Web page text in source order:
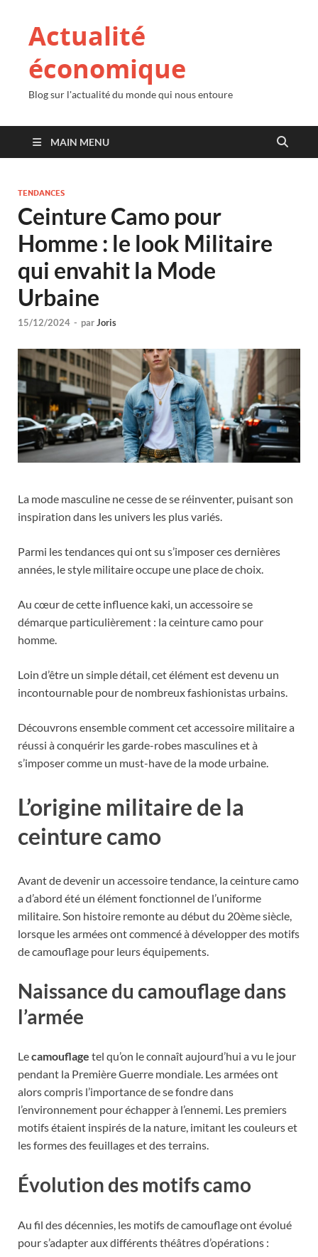
Actualité
économique
Blog sur l'actualité du monde qui nous entoure
MAIN MENU
TENDANCES
Ceinture Camo pour
Homme : le look Militaire
qui envahit la Mode
Urbaine
15/12/2024 - parJoris
La mode masculine ne cesse de se réinventer, puisant son
inspiration dans les univers les plus variés.
Parmi les tendances qui ont su s’imposer ces dernières
années, le style militaire occupe une place de choix.
Au cœur de cette influence kaki, un accessoire se
démarque particulièrement : la ceinture camo pour
homme.
Loin d’être un simple détail, cet élément est devenu un
incontournable pour de nombreux fashionistas urbains.
Découvrons ensemble comment cet accessoire militaire a
réussi à conquérir les garde-robes masculines et à
s’imposer comme un must-have de la mode urbaine.
L’origine militaire de la
ceinture camo
Avant de devenir un accessoire tendance, la ceinture camo
a d’abord été un élément fonctionnel de l’uniforme
militaire. Son histoire remonte au début du 20ème siècle,
lorsque les armées ont commencé à développer des motifs
de camouflage pour leurs équipements.
Naissance du camouflage dans
l’armée
Lecamouflage tel qu’on le connaît aujourd’hui a vu le jour
pendant la Première Guerre mondiale. Les armées ont
alors compris l’importance de se fondre dans
l’environnement pour échapper à l’ennemi. Les premiers
motifs étaient inspirés de la nature, imitant les couleurs et
les formes des feuillages et des terrains.
Évolution des motifs camo
Au fil des décennies, les motifs de camouflage ont évolué
pour s’adapter aux différents théâtres d’opérations :